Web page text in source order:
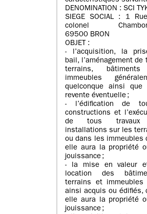
DENOMINATION : SCI
SIEGE SOCIAL : 1
colonel
69500 BRON
OBJET :
- l’acquisition, la
bail, l’aménagement de
terrains,
immeubles
quelconque ainsi que
revente éventuelle ;
- l’édification de
constructions et
de tous
installations sur les
ou dans les immeubles
elle aura la propriété
jouissance ;
- la mise en valeur
location des
terrains et immeubles
ainsi acquis ou édifiés,
elle aura la propriété
jouissance ;